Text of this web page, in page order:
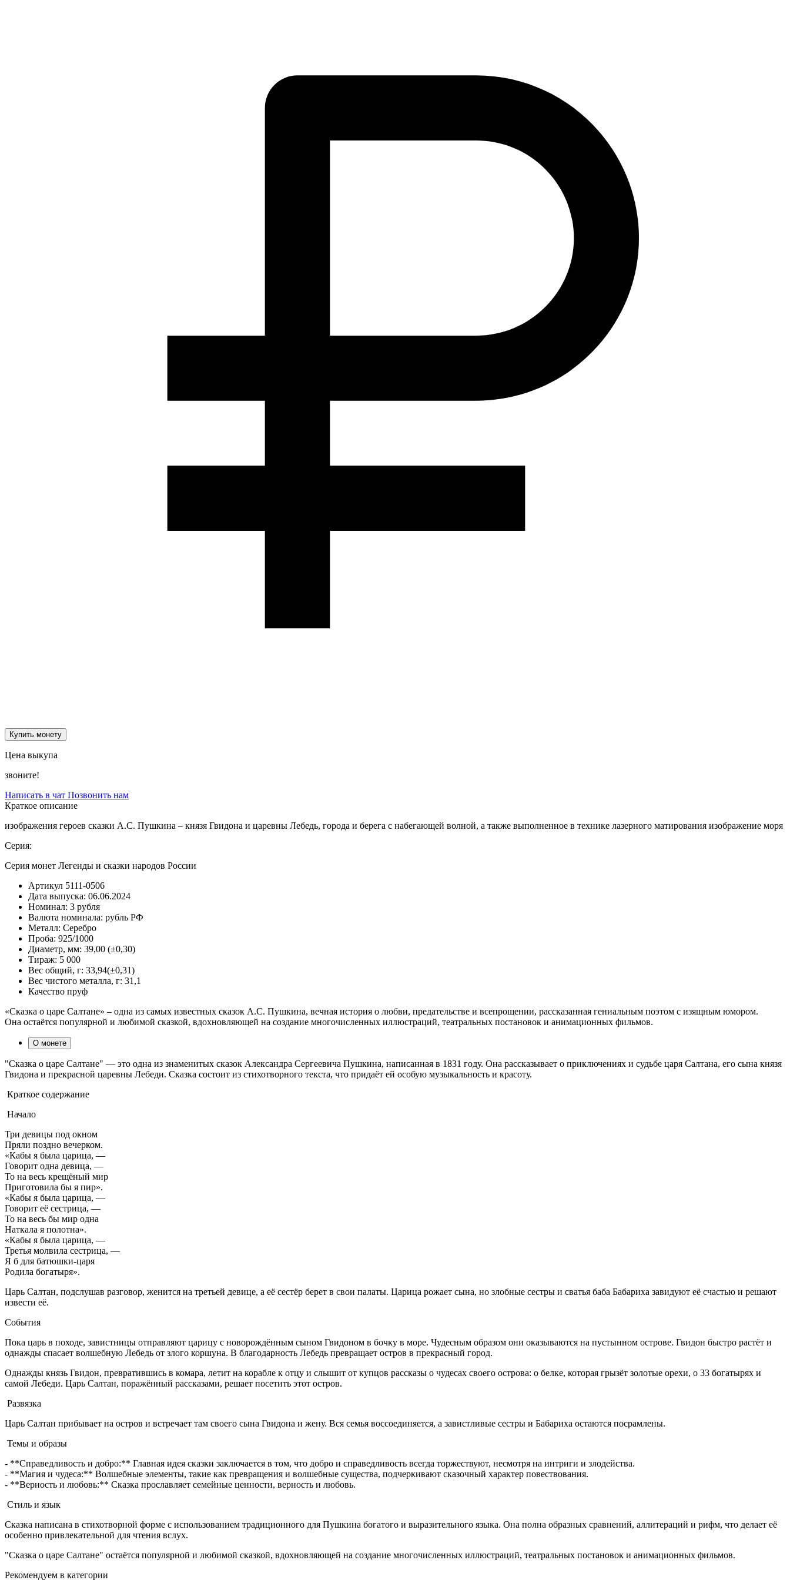
Купить монету
Цена выкупа
звоните!
Написать в чат Позвонить нам
Краткое описание
изображения героев сказки А.С. Пушкина – князя Гвидона и царевны Лебедь, города и берега с набегающей волной, а также выполненное в технике лазерного матирования изображение моря
Серия:
Серия монет Легенды и сказки народов России
Артикул 5111-0506
Дата выпуска: 06.06.2024
Номинал: 3 рубля
Валюта номинала: рубль РФ
Металл: Серебро
Проба: 925/1000
Диаметр, мм: 39,00 (±0,30)
Тираж: 5 000
Вес общий, г: 33,94(±0,31)
Вес чистого металла, г: 31,1
Качество пруф
«Сказка о царе Салтане» – одна из самых известных сказок А.С. Пушкина, вечная история о любви, предательстве и всепрощении, рассказанная гениальным поэтом с изящным юмором.
Она остаётся популярной и любимой сказкой, вдохновляющей на создание многочисленных иллюстраций, театральных постановок и анимационных фильмов.
О монете
"Сказка о царе Салтане" — это одна из знаменитых сказок Александра Сергеевича Пушкина, написанная в 1831 году. Она рассказывает о приключениях и судьбе царя Салтана, его сына князя
Гвидона и прекрасной царевны Лебеди. Сказка состоит из стихотворного текста, что придаёт ей особую музыкальность и красоту.
Краткое содержание
Начало
Три девицы под окном
Пряли поздно вечерком.
«Кабы я была царица, —
Говорит одна девица, —
То на весь крещёный мир
Приготовила бы я пир».
«Кабы я была царица, —
Говорит её сестрица, —
То на весь бы мир одна
Наткала я полотна».
«Кабы я была царица, —
Третья молвила сестрица, —
Я б для батюшки-царя
Родила богатыря».
Царь Салтан, подслушав разговор, женится на третьей девице, а её сестёр берет в свои палаты. Царица рожает сына, но злобные сестры и сватья баба Бабариха завидуют её счастью и решают
извести её.
События
Пока царь в походе, завистницы отправляют царицу с новорождённым сыном Гвидоном в бочку в море. Чудесным образом они оказываются на пустынном острове. Гвидон быстро растёт и
однажды спасает волшебную Лебедь от злого коршуна. В благодарность Лебедь превращает остров в прекрасный город.
Однажды князь Гвидон, превратившись в комара, летит на корабле к отцу и слышит от купцов рассказы о чудесах своего острова: о белке, которая грызёт золотые орехи, о 33 богатырях и
самой Лебеди. Царь Салтан, поражённый рассказами, решает посетить этот остров.
Развязка
Царь Салтан прибывает на остров и встречает там своего сына Гвидона и жену. Вся семья воссоединяется, а завистливые сестры и Бабариха остаются посрамлены.
Темы и образы
- **Справедливость и добро:** Главная идея сказки заключается в том, что добро и справедливость всегда торжествуют, несмотря на интриги и злодейства.
- **Магия и чудеса:** Волшебные элементы, такие как превращения и волшебные существа, подчеркивают сказочный характер повествования.
- **Верность и любовь:** Сказка прославляет семейные ценности, верность и любовь.
Стиль и язык
Сказка написана в стихотворной форме с использованием традиционного для Пушкина богатого и выразительного языка. Она полна образных сравнений, аллитераций и рифм, что делает её
особенно привлекательной для чтения вслух.
"Сказка о царе Салтане" остаётся популярной и любимой сказкой, вдохновляющей на создание многочисленных иллюстраций, театральных постановок и анимационных фильмов.
Рекомендуем в категории